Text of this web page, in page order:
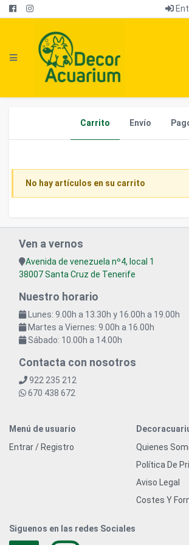
Carrito Envío
No hay artículos en su carrito
Ven a vernos
Avenida de venezuela nº4, local 1
38007 Santa Cruz de Tenerife
Nuestro horario
Lunes: 9.00h a 13.30h y 16.00h a 19.00h
Martes a Viernes: 9.00h a 16.00h
Sábado: 10.00h a 14.00h
Contacta con nosotros
922 235 212
670 438 672
Menú de usuario
Entrar / Registro
Quienes
Política De
Aviso Legal
Costes Y
Siguenos en las redes Sociales